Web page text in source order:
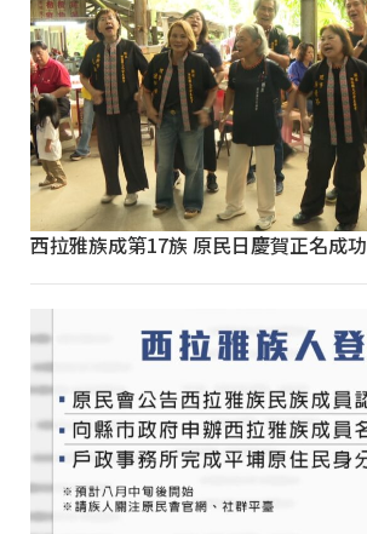
西拉雅族成第17族 原民日慶賀正名成功